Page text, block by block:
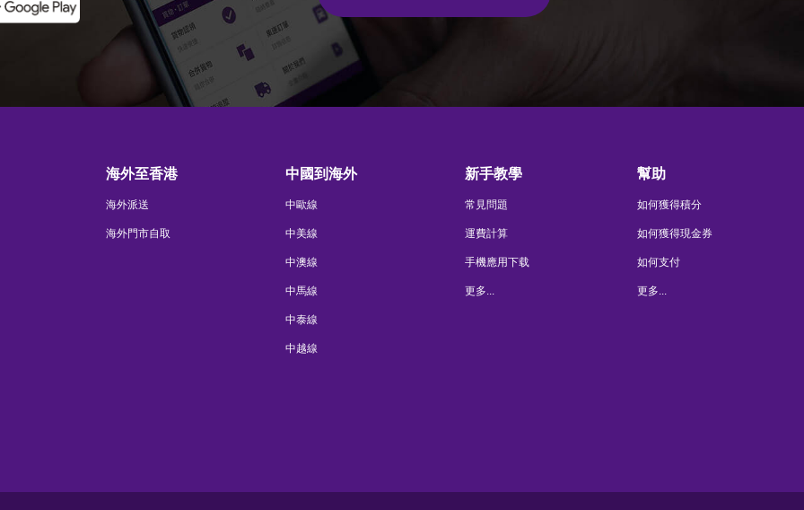
海外至香港
海外派送
海外門市自取
中國到海外
中歐線
中美線
中澳線
中馬線
中泰線
中越線
新手教學
常見問題
運費計算
手機應用下载
更多...
幫助
如何獲得積分
如何獲得現金券
如何支付
更多...